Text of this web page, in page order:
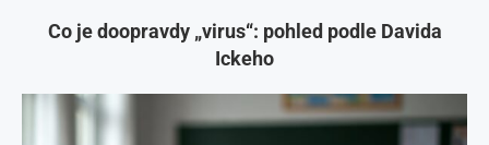
Co je doopravdy „virus“: pohled podle Davida
Ickeho